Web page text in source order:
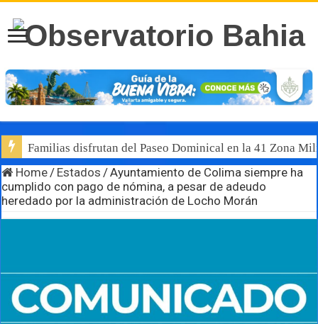
Familias disfrutan del Paseo Dominical en la 41 Zona
Home / Estados /Ayuntamiento de Colima siempre ha
cumplido con pago de nómina, a pesar de adeudo
heredado por la administración de Locho Morán